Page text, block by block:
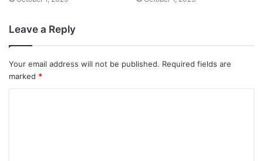
Leave a Reply
Your email address will not be published. Required fields are
marked *